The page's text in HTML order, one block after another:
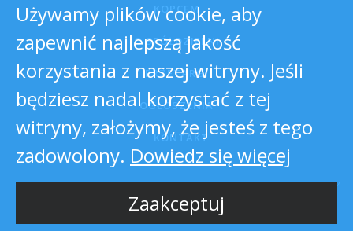
KOPCEM
O SPÓŁDZIELNI
PRZETARGI
OGŁOSZENIA
KONTAKT
PROJEKT:HTTP://MIZZO.PL-STRONY WWW WARSZAWACOPYRIGHTS © 2026 SBM
Używamy plików cookie, aby
zapewnić najlepszą jakość
korzystania z naszej witryny. Jeśli
będziesz nadal korzystać z tej
witryny, założymy, że jesteś z tego
zadowolony. Dowiedz się więcej
Zaakceptuj